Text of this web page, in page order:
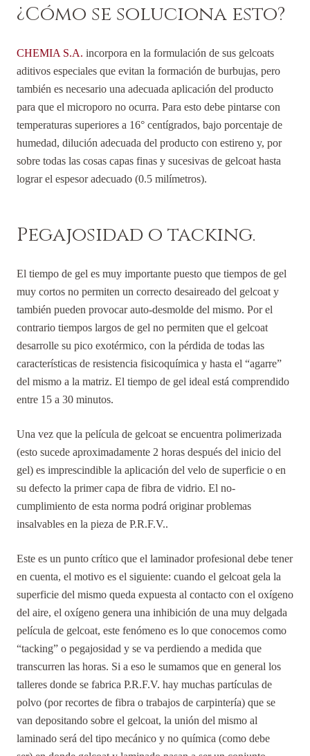
¿Cómo se soluciona esto?
CHEMIA S.A. incorpora en la formulación de sus gelcoats
aditivos especiales que evitan la formación de burbujas, pero
también es necesario una adecuada aplicación del producto
para que el microporo no ocurra. Para esto debe pintarse con
temperaturas superiores a 16° centígrados, bajo porcentaje de
humedad, dilución adecuada del producto con estireno y, por
sobre todas las cosas capas finas y sucesivas de gelcoat hasta
lograr el espesor adecuado (0.5 milímetros).
Pegajosidad o tacking.
El tiempo de gel es muy importante puesto que tiempos de gel
muy cortos no permiten un correcto desaireado del gelcoat y
también pueden provocar auto-desmolde del mismo. Por el
contrario tiempos largos de gel no permiten que el gelcoat
desarrolle su pico exotérmico, con la pérdida de todas las
características de resistencia fisicoquímica y hasta el “agarre”
del mismo a la matriz. El tiempo de gel ideal está comprendido
entre 15 a 30 minutos.
Una vez que la película de gelcoat se encuentra polimerizada
(esto sucede aproximadamente 2 horas después del inicio del
gel) es imprescindible la aplicación del velo de superficie o en
su defecto la primer capa de fibra de vidrio. El no-
cumplimiento de esta norma podrá originar problemas
insalvables en la pieza de P.R.F.V..
Este es un punto crítico que el laminador profesional debe tener
en cuenta, el motivo es el siguiente: cuando el gelcoat gela la
superficie del mismo queda expuesta al contacto con el oxígeno
del aire, el oxígeno genera una inhibición de una muy delgada
película de gelcoat, este fenómeno es lo que conocemos como
“tacking” o pegajosidad y se va perdiendo a medida que
transcurren las horas. Si a eso le sumamos que en general los
talleres donde se fabrica P.R.F.V. hay muchas partículas de
polvo (por recortes de fibra o trabajos de carpintería) que se
van depositando sobre el gelcoat, la unión del mismo al
laminado será del tipo mecánico y no química (como debe